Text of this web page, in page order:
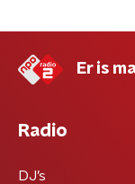
Er is
Radio
DJ’s